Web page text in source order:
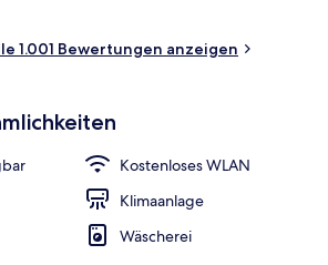
1.001 Bewertungen anzeigen
Kostenloses WLAN
Klimaanlage
Wäscherei